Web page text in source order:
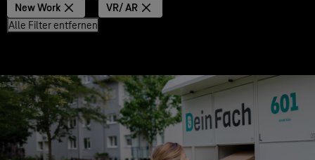
New Work
VR/ AR
Alle Filter entfernen